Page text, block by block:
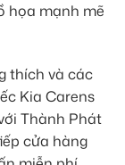
họa mạnh mẽ
thích và các
Kia Carens
Thành Phát
cửa hàng